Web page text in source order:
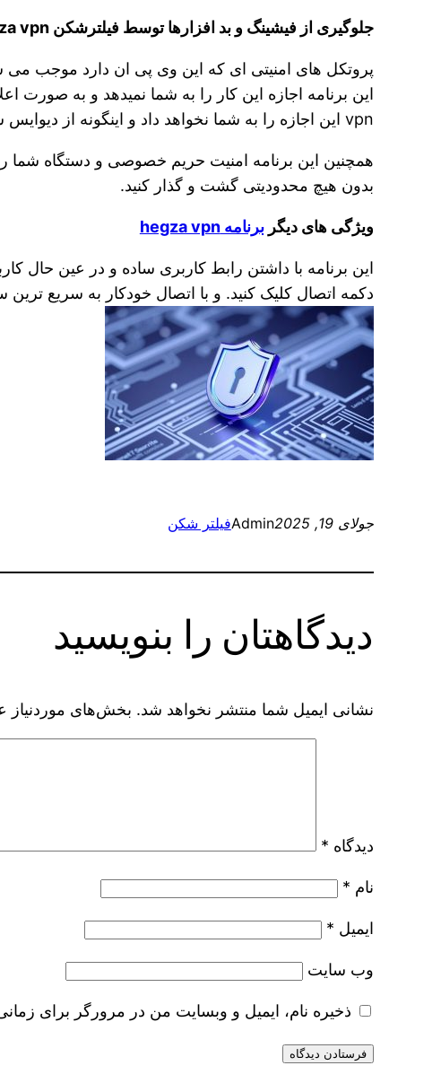
جلوگیری از فیشینگ و بد افزارها توسط فیلترشکن hegza vpn
پروتکل های امنیتی ای که این وی پی ان دارد موجب می
این برنامه اجازه این کار را به شما نمیدهد و به صورت
vpn این اجازه را به شما نخواهد داد و اینگونه از دیوایس شما محافظت میکند.
همچنین این برنامه امنیت حریم خصوصی و دستگاه شما را
بدون هیچ محدودیتی گشت و گذار کنید.
ویژگی های دیگربرنامه hegza vpn
این برنامه با داشتن رابط کاربری ساده و در عین حال
دکمه اتصال کلیک کنید. و با اتصال خودکار به سریع
جولای 19, 2025 Adminفیلتر شکن
دیدگاهتان را بنویسید
نشانی ایمیل شما منتشر نخواهد شد. بخش‌های موردنیاز
دیدگاه *
نام *
ایمیل *
وب‌ سایت
ذخیره نام، ایمیل و وبسایت من در مرورگر برای